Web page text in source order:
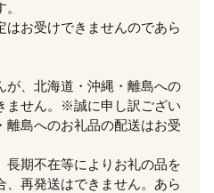
お受けできませんのであら
、北海道・沖縄・離島への
せん。
※誠に申し訳ござい
離島へのお礼品の配送はお受
期不在等によりお礼の品を
、再発送はできません。あら